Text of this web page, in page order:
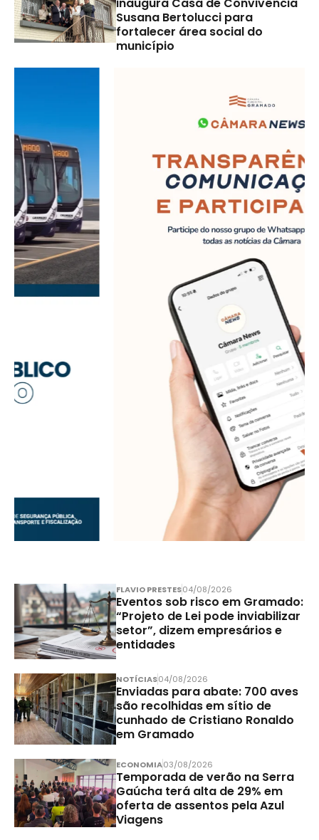
inaugura Casa de Convivência
Susana Bertolucci para
fortalecer área social do
município
FLAVIO PRESTES04/08/2026
Eventos sob risco em Gramado:
“Projeto de Lei pode inviabilizar
setor”, dizem empresários e
entidades
NOTÍCIAS04/08/2026
Enviadas para abate: 700 aves
são recolhidas em sítio de
cunhado de Cristiano Ronaldo
em Gramado
ECONOMIA03/08/2026
Temporada de verão na Serra
Gaúcha terá alta de 29% em
oferta de assentos pela Azul
Viagens